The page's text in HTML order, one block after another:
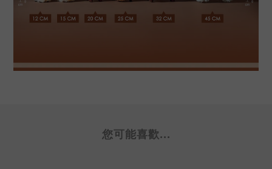
您可能喜歡...